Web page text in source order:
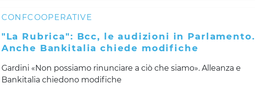
CONFCOOPERATIVE
"La Rubrica": Bcc, le audizioni in Parlamento.
Anche Bankitalia chiede modifiche
Gardini «Non possiamo rinunciare a ciò che siamo». Alleanza e
Bankitalia chiedono modifiche